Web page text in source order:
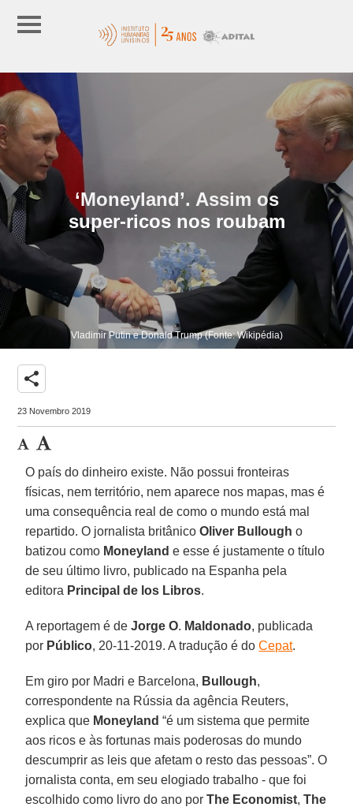
‘Moneyland’. Assim os
super-ricos nos roubam
Vladimir Putin e Donald Trump (Fonte: Wikipédia)
share
23 Novembro 2019
O país do dinheiro existe. Não possui fronteiras
físicas, nem território, nem aparece nos mapas, mas é
uma consequência real de como o mundo está mal
repartido. O jornalista britânicoOliver Bullough o
batizou como Moneyland e esse é justamente o título
de seu último livro, publicado na Espanha pela
editora Principal de los Libros.
A reportagem é deJorge O. Maldonado, publicada
por Público, 20-11-2019. A tradução é doCepat.
Em giro por Madri e Barcelona, Bullough,
correspondente na Rússia da agência Reuters,
explica que Moneyland “é um sistema que permite
aos ricos e às fortunas mais poderosas do mundo
descumprir as leis que afetam o resto das pessoas”. O
jornalista conta, em seu elogiado trabalho - que foi
escolhido como livro do ano porThe Economist,The